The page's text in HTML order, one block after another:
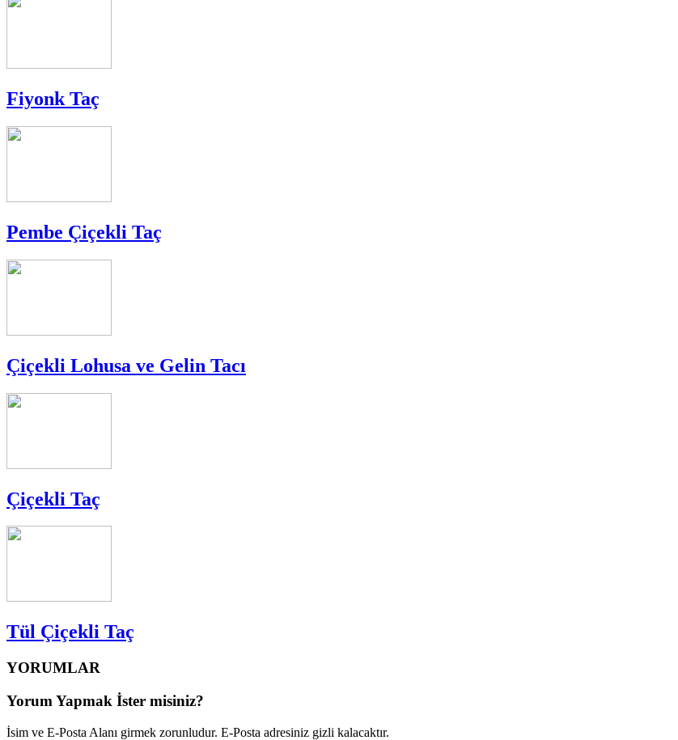
Fiyonk Taç
Pembe Çiçekli Taç
Çiçekli Lohusa ve Gelin Tacı
Çiçekli Taç
Tül Çiçekli Taç
YORUMLAR
Yorum Yapmak İster misiniz?
İsim ve E-Posta Alanı girmek zorunludur. E-Posta adresiniz gizli kalacaktır.